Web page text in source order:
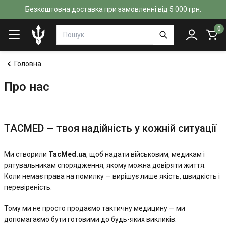
Безкоштовна доставка при замовленні від 5 000 грн.
0
Головна
Про нас
TACMED — твоя надійність у кожній ситуації
Ми створили TacMed.ua, щоб надати військовим, медикам і
рятувальникам спорядження, якому можна довіряти життя.
Коли немає права на помилку — вирішує лише якість, швидкість і
перевіреність.
Тому ми не просто продаємо тактичну медицину — ми
допомагаємо бути готовими до будь-яких викликів.